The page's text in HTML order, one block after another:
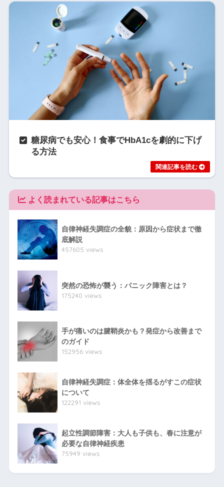
糖尿病でも安心！食事でHbA1cを劇的に下げ
る方法
よく読まれている記事はこちら
自律神経失調症の全貌：原因から症状まで徹
底解説
457605 views
突然の恐怖が襲う：パニック障害とは？
175240 views
手が痛いのは腱鞘炎かも？発症から改善まで
のガイド
152956 views
自律神経失調症：体全体を揺るがすこの症状
について
122291 views
起立性調節障害：大人も子供も、春に注意が
必要な自律神経疾患
75949 views